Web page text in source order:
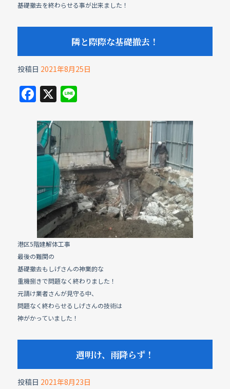
基礎撤去を終わらせる事が出来ました！
隣と際際な基礎撤去！
投稿日 2021年8月25日
F
a
c
e
b
o
k
X Li
e
港区5階建解体工事
最後の難関の
基礎撤去もしげさんの神業的な
重機捌きで問題なく終わりました！
元請け業者さんが見守る中、
問題なく終わらせるしげさんの技術は
神がかっていました！
週明け、雨降らず！
投稿日 2021年8月23日